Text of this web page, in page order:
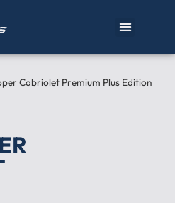
Cabriolet Premium Plus Edition